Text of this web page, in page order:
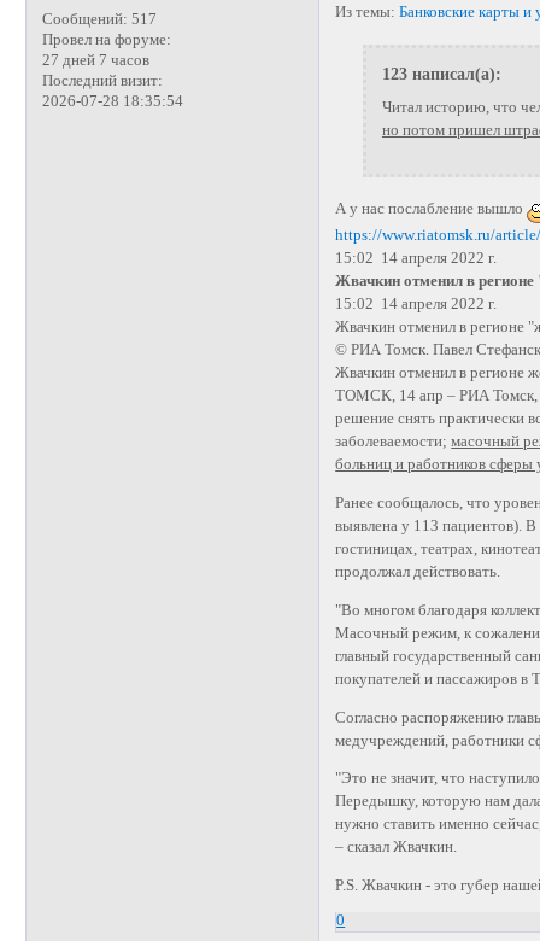
Сообщений: 517
Провел на форуме:
27 дней 7 часов
Последний визит:
2026-07-28 18:35:54
Из темы:Банковские карты и
123 написал(а):
Читал историю, что
но потом пришел
А у нас послабление вышло
https://www.riatomsk.ru/
15:02 14 апреля 2022 г.
Жвачкин отменил в регионе
15:02 14 апреля 2022 г.
Жвачкин отменил в регионе
© РИА Томск. Павел
Жвачкин отменил в регионе
ТОМСК, 14 апр – РИА Томск,
решение снять практически
заболеваемости;масочный
больниц и работников сферы
Ранее сообщалось, что
выявлена у 113 пациентов).
гостиницах, театрах,
продолжал действовать.
"Во многом благодаря
Масочный режим, к
главный государственный
покупателей и пассажиров в
Согласно распоряжению
медучреждений, работники
"Это не значит, что
Передышку, которую нам
нужно ставить именно
– сказал Жвачкин.
P.S. Жвачкин - это губер
0